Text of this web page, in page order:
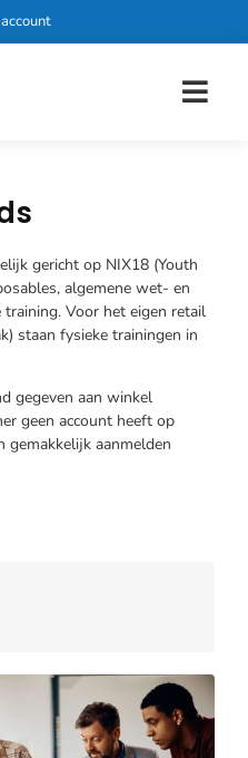
gericht op NIX18 (Youth
algemene wet- en
Voor het eigen retail
staan fysieke trainingen in
gegeven aan winkel
geen account heeft op
gemakkelijk aanmelden